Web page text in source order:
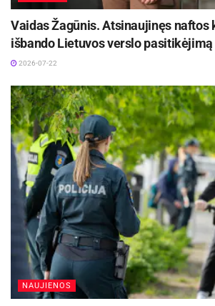
Vaidas Žagūnis. Atsinaujinęs naftos
išbando Lietuvos verslo pasitikėjimą
2026-07-22
NAUJIENOS